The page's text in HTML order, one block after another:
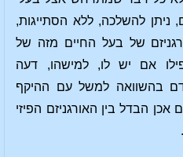
ניתן להשלכה, ללא הסתייגות,
של בעל החיים מזה של
אם יש לו, למישהו, דעה
בהשוואה למשל עם ההיקף
הבדל בין האורגניזם הפיזי